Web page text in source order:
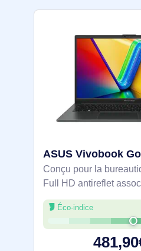
Conçu pour la
Full HD antireflet
cœurs, Turbo 3,6
SSD NVMe 512 Go
travail fluide. 1,63 kg,
Éco-indice